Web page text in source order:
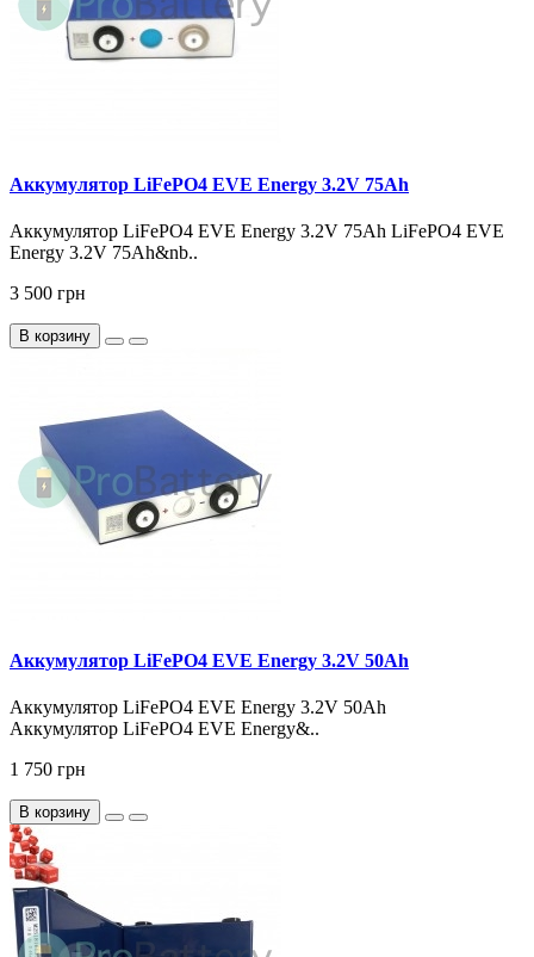
Аккумулятор LiFePO4 EVE Energy 3.2V 75Ah
Аккумулятор LiFePO4 EVE Energy 3.2V 75Ah LiFePO4 EVE
Energy 3.2V 75Ah&nb..
3 500 грн
В корзину
Аккумулятор LiFePO4 EVE Energy 3.2V 50Ah
Аккумулятор LiFePO4 EVE Energy 3.2V 50Ah
Аккумулятор LiFePO4 EVE Energy&..
1 750 грн
В корзину